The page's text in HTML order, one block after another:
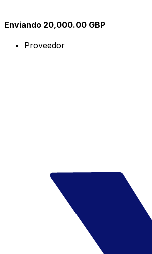
Enviando 20,000.00 GBP
Proveedor